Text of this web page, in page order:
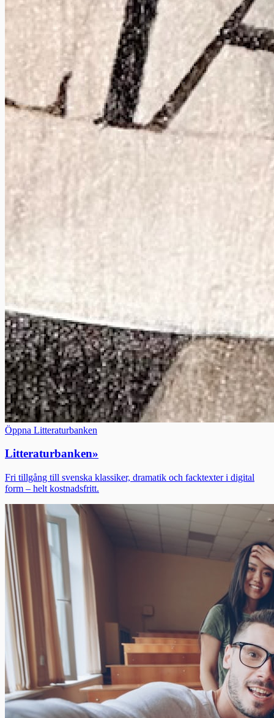
Öppna Litteraturbanken
Litteraturbanken»
Fri tillgång till svenska klassiker, dramatik och facktexter i digital
form – helt kostnadsfritt.